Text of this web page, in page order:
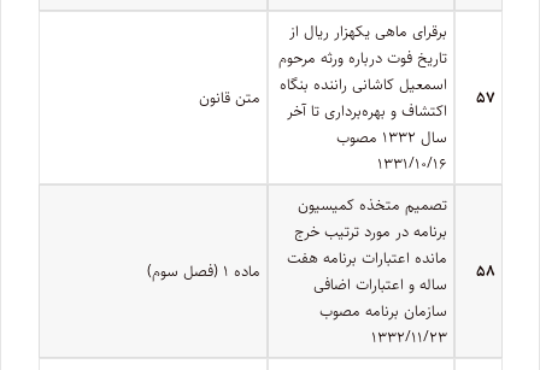
۵۷
برقرای ماهی یکهزار ریال از
تاریخ فوت درباره ورثه مرحوم
اسمعیل کاشانی راننده بنگاه
اکتشاف و بهره‌برداری تا آخر
سال ۱۳۳۲ مصوب
۱۳۳۱/۱۰/۱۶
متن قانون
۵۸
تصمیم متخذه کمیسیون
برنامه در مورد ترتیب خرج
مانده اعتبارات برنامه هفت
‌ساله و اعتبارات اضافی
سازمان برنامه مصوب
۱۳۳۲/۱۱/۲۳
ماده ۱ (فصل سوم)